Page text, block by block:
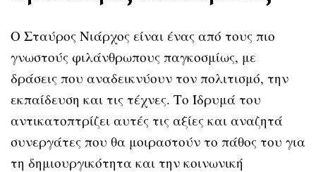
Ο Σταύρος Νιάρχος είναι ένας από τους πιο
γνωστούς φιλάνθρωπους παγκοσμίως, με
δράσεις που αναδεικνύουν τον πολιτισμό, την
εκπαίδευση και τις τέχνες. Το Ίδρυμά του
αντικατοπτρίζει αυτές τις αξίες και αναζητά
συνεργάτες που θα μοιραστούν το πάθος του για
τη δημιουργικότητα και την κοινωνική